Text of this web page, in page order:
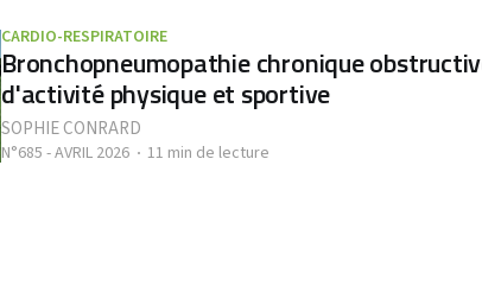
CARDIO-RESPIRATOIRE
Bronchopneumopathie chronique
d'activité physique et sportive
SOPHIE CONRARD
N°685 - AVRIL 2026 11 min de lecture